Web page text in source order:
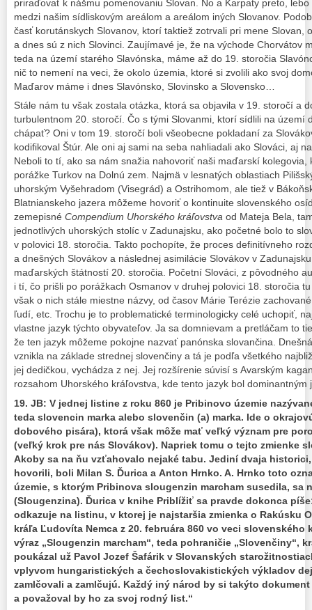
priraďovať k nášmu pomenovaniu Slovan. No a Karpaty preto,
medzi našim sídliskovým areálom a areálom iných Slovanov.
časť korutánskych Slovanov, ktorí taktiež zotrvali pri mene Slovan,
a dnes sú z nich Slovinci. Zaujímavé je, že na východe Chorvátov
teda na území starého Slavónska, máme až do 19. storočia
nič to nemení na veci, že okolo územia, ktoré si zvolili ako svoj
Maďarov máme i dnes Slavónsko, Slovinsko a Slovensko…
Stále nám tu však zostala otázka, ktorá sa objavila v 19. storočí a
turbulentnom 20. storočí. Čo s tými Slovanmi, ktorí sídlili na území
chápať? Oni v tom 19. storočí boli všeobecne pokladaní za
kodifikoval Štúr. Ale oni aj sami na seba nahliadali ako Slováci, aj
Neboli to tí, ako sa nám snažia nahovoriť naši maďarskí kolegovia,
porážke Turkov na Dolnú zem. Najmä v lesnatých oblastiach
uhorským Vyšehradom (Visegrád) a Ostrihomom, ale tiež v
Blatnianskeho jazera môžeme hovoriť o kontinuite slovenského
zemepisné Compendium Uhorského kráľovstva od Mateja Bela,
jednotlivých uhorských stolíc v Zadunajsku, ako početné bolo to
v polovici 18. storočia. Takto pochopíte, že proces definitívneho
a dnešných Slovákov a následnej asimilácie Slovákov v
maďarských štátností 20. storočia. Početní Slováci, z pôvodného
i tí, čo prišli po porážkach Osmanov v druhej polovici 18. storočia
však o nich stále miestne názvy, od časov Márie Terézie
ľudí, etc. Trochu je to problematické terminologicky celé uchopiť,
vlastne jazyk týchto obyvateľov. Ja sa domnievam a pretláčam to
že ten jazyk môžeme pokojne nazvať panónska slovančina.
vznikla na základe strednej slovenčiny a tá je podľa všetkého
jej dedičkou, vychádza z nej. Jej rozšírenie súvisí s Avarským
rozsahom Uhorského kráľovstva, kde tento jazyk bol dominantným
19. JB: V jednej listine z roku 860 je Pribinovo územie
teda slovencin marka alebo slovenčin (a) marka. Ide o
dobového pisára), ktorá však môže mať veľký význam pre
(veľký krok pre nás Slovákov). Napriek tomu o tejto zmienke
Akoby sa na ňu vzťahovalo nejaké tabu. Jediní dvaja
hovorili, boli Milan S. Ďurica a Anton Hrnko. A. Hrnko toto
územie, s ktorým Pribinova slougenzin marcham susedila, sa
(Slougenzina). Ďurica v knihe Priblížiť sa pravde dokonca
odkazuje na listinu, v ktorej je najstaršia zmienka o Rakúsku
kráľa Ľudovíta Nemca z 20. februára 860 vo veci slovenského
výraz „Slougenzin marcham“, teda pohraničie „Slovenčiny“,
poukázal už Pavol Jozef Šafárik v Slovanských
vplyvom hungaristických a čechoslovakistických výkladov
zamlčovali a zamlčujú. Každý iný národ by si takýto
a považoval by ho za svoj rodný list.“